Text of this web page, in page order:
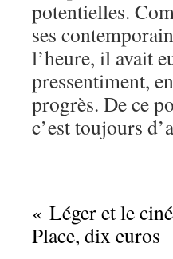
potentielles.
ses
l’heure, il avait
pressentiment,
progrès. De ce
c’est toujours
« Léger et le
Place, dix euros